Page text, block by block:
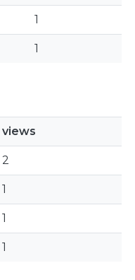
1
1
views
2
1
1
1